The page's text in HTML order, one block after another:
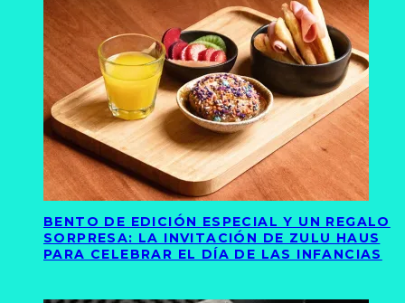
BENTO DE EDICIÓN ESPECIAL Y UN REGALO
SORPRESA: LA INVITACIÓN DE ZULU HAUS
PARA CELEBRAR EL DÍA DE LAS INFANCIAS